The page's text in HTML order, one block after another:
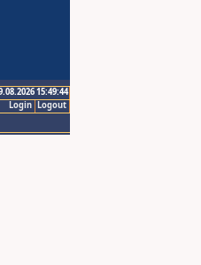
15:49:44
Logout
Login